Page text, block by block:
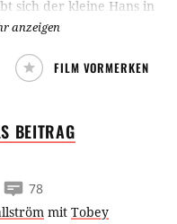
sich der kleine Hans in
jedoch merkt er
falsches Spiel mit ihm
anzeigen
FILM VORMERKEN
BEITRAG
78
mit Tobey